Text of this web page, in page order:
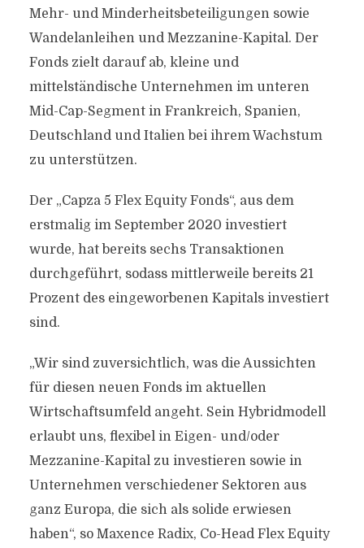
Mehr- und Minderheitsbeteiligungen sowie
Wandelanleihen und Mezzanine-Kapital. Der
Fonds zielt darauf ab, kleine und
mittelständische Unternehmen im unteren
Mid-Cap-Segment in Frankreich, Spanien,
Deutschland und Italien bei ihrem Wachstum
zu unterstützen.
Der „Capza 5 Flex Equity Fonds“, aus dem
erstmalig im September 2020 investiert
wurde, hat bereits sechs Transaktionen
durchgeführt, sodass mittlerweile bereits 21
Prozent des eingeworbenen Kapitals investiert
sind.
„Wir sind zuversichtlich, was die Aussichten
für diesen neuen Fonds im aktuellen
Wirtschaftsumfeld angeht. Sein Hybridmodell
erlaubt uns, flexibel in Eigen- und/oder
Mezzanine-Kapital zu investieren sowie in
Unternehmen verschiedener Sektoren aus
ganz Europa, die sich als solide erwiesen
haben“, so Maxence Radix, Co-Head Flex Equity